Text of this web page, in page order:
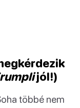
jól!)
többé nem